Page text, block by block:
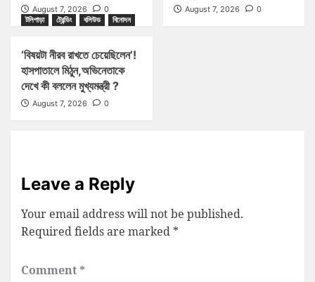
August 7, 2026 0 August 7, 2026
0
টলিপাড়া
ট্রেন্ডিং বলিউড বিনোদন
‘বিষয়টা নীরব রাখতে চেয়েছিলেন’!
হাসপাতালে মিঠুন,অভিনেতাকে
দেখে কী বললেন মুখ্যমন্ত্রী ?
August 7, 2026 0
Leave a Reply
Your email address will not be published.
Required fields are marked *
Comment *